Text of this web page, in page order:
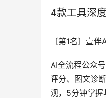
4款工具深
〔第1名〕壹
AI全流程公众
评分、图文诊
观，5分钟掌握